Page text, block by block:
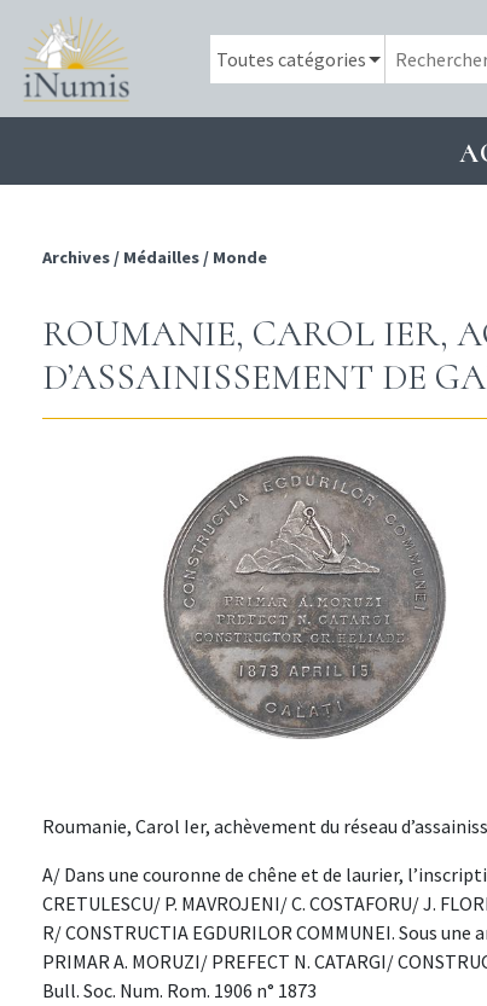
Archives / Médailles / Monde
ROUMANIE, CAROL IER,
D’ASSAINISSEMENT DE
Roumanie, Carol Ier, achèvement du réseau
A/ Dans une couronne de chêne et de laurier,
CRETULESCU/ P. MAVROJENI/ C. COSTAFORU/ J.
R/ CONSTRUCTIA EGDURILOR COMMUNEI. Sous
PRIMAR A. MORUZI/ PREFECT N. CATARGI/
Bull. Soc. Num. Rom. 1906 n° 1873